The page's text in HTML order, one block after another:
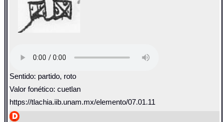
Sentido: partido, roto
Valor fonético: cuetlan
https://tlachia.iib.unam.mx/elemento/07.01.11